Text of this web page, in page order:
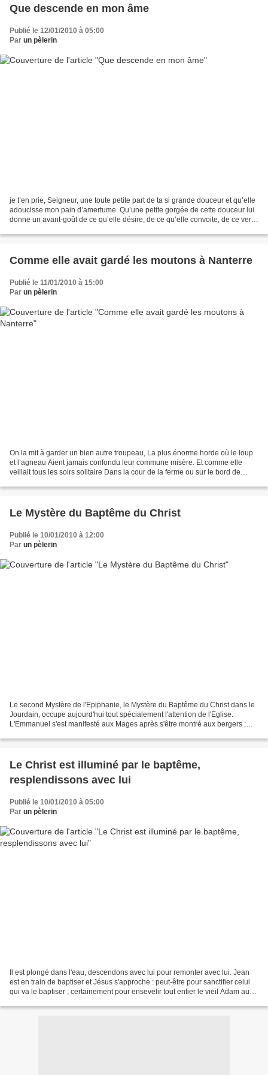
Que descende en mon âme
Publié le 12/01/2010 à 05:00
Par un pèlerin
je t’en prie, Seigneur, une toute petite part de ta si grande douceur et qu’elle
adoucisse mon pain d’amertume. Qu’une petite gorgée de cette douceur lui
donne un avant-goût de ce qu’elle désire, de ce qu’elle convoite, de ce vers
Comme elle avait gardé les moutons à Nanterre
Publié le 11/01/2010 à 15:00
Par un pèlerin
On la mit à garder un bien autre troupeau, La plus énorme horde où le loup
et l’agneau Aient jamais confondu leur commune misère. Et comme elle
veillait tous les soirs solitaire Dans la cour de la ferme ou sur le bord de
Le Mystère du Baptême du Christ
Publié le 10/01/2010 à 12:00
Par un pèlerin
Le second Mystère de l'Epiphanie, le Mystère du Baptême du Christ dans le
Jourdain, occupe aujourd'hui tout spécialement l'attention de l'Eglise.
L'Emmanuel s'est manifesté aux Mages après s'être montré aux bergers ;
Le Christ est illuminé par le baptême,
resplendissons avec lui
Publié le 10/01/2010 à 05:00
Par un pèlerin
Il est plongé dans l'eau, descendons avec lui pour remonter avec lui. Jean
est en train de baptiser et Jésus s'approche : peut-être pour sanctifier celui
qui va le baptiser ; certainement pour ensevelir tout entier le vieil Adam au